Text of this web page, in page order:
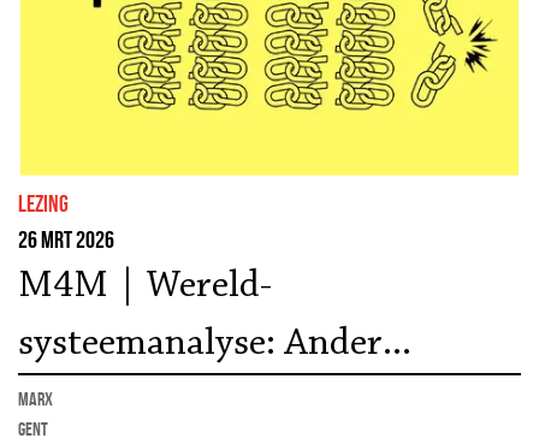
lezing
26 mrt 2026
M4M | Wereld-
systeemanalyse: Ander
marxisme | Lezing Mark Saey
marx
Gent